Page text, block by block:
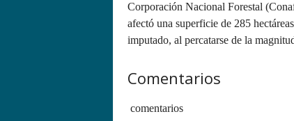
Corporación Nacional Forestal
afectó una superficie de 285
imputado, al percatarse de la
Comentarios
comentarios